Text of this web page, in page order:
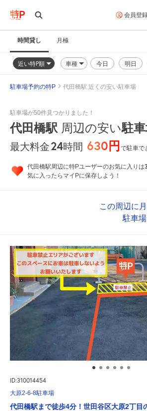
会員登
時間貸し 月極
近い特P順 車種 今日 明日
駐車場予約の特P 代田橋駅 近くの安い駐車場
駐車場が50件見つかりました！
代田橋駅 周辺の安い駐
最大料金24時間 630円で駐車で
代田橋駅周辺に特Pユーザーのお気に入りは
気に入ったらマイPに保存しよう！
この周辺に
駐車
ID:310014454
大原2-6-8駐車場
代田橋駅まで徒歩4分！世田谷区大原2丁目